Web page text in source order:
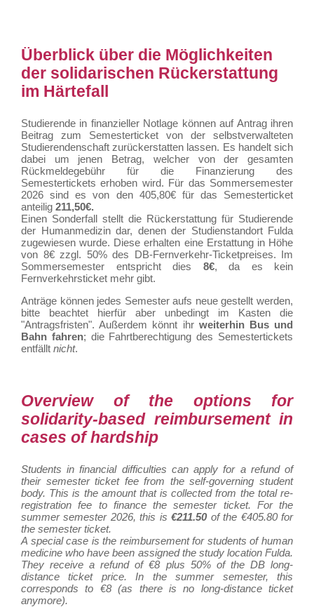
Überblick über die Möglichkeiten
der solidarischen Rückerstattung
im Härtefall
Studierende in finanzieller Notlage können auf Antrag ihren
Beitrag zum Semesterticket von der selbstverwalteten
Studierendenschaft zurückerstatten lassen. Es handelt sich
dabei um jenen Betrag, welcher von der gesamten
Rückmeldegebühr für die Finanzierung des
Semestertickets erhoben wird. Für das Sommersemester
2026 sind es von den 405,80€ für das Semesterticket
anteilig 211,50€.
Einen Sonderfall stellt die Rückerstattung für Studierende
der Humanmedizin dar, denen der Studienstandort Fulda
zugewiesen wurde. Diese erhalten eine Erstattung in Höhe
von 8€ zzgl. 50% des DB-Fernverkehr-Ticketpreises. Im
Sommersemester entspricht dies 8€, da es kein
Fernverkehrsticket mehr gibt.
Anträge können jedes Semester aufs neue gestellt werden,
bitte beachtet hierfür aber unbedingt im Kasten die
"Antragsfristen". Außerdem könnt ihr weiterhin Bus und
Bahn fahren; die Fahrtberechtigung des Semestertickets
entfällt nicht.
Overview of the options for
solidarity-based reimbursement in
cases of hardship
Students in financial difficulties can apply for a refund of
their semester ticket fee from the self-governing student
body. This is the amount that is collected from the total re-
registration fee to finance the semester ticket. For the
summer semester 2026, this is€211.50of the €405.80 for
the semester ticket.
A special case is the reimbursement for students of human
medicine who have been assigned the study location Fulda.
They receive a refund of €8 plus 50% of the DB long-
distance ticket price. In the summer semester, this
corresponds to €8 (as there is no long-distance ticket
anymore).